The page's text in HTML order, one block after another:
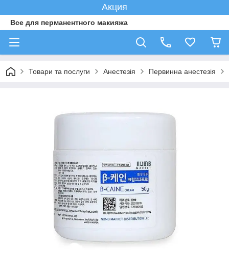
Акция
Все для перманентного макияжа
Товари та послуги Анестезія Первинна анестезія